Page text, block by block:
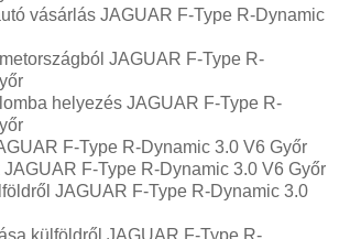
vásárlás JAGUAR F-Type R-Dynamic
JAGUAR F-Type R-
helyezés JAGUAR F-Type R-
F-Type R-Dynamic 3.0 V6 Győr
F-Type R-Dynamic 3.0 V6 Győr
JAGUAR F-Type R-Dynamic 3.0
külföldről JAGUAR F-Type R-